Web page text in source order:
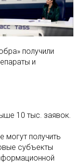
получили
и
10 тыс. заявок.
могут получить
субъекты